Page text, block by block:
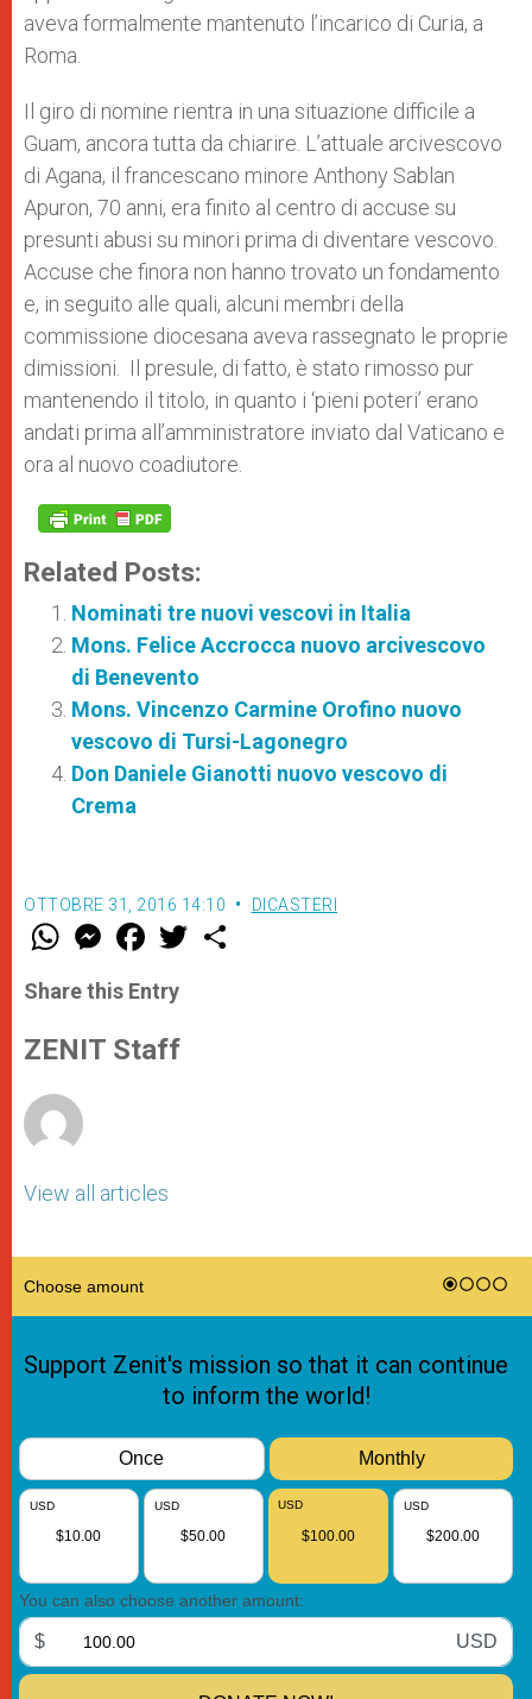
aveva formalmente mantenuto l’incarico di Curia, a
Roma.
Il giro di nomine rientra in una situazione difficile a
Guam, ancora tutta da chiarire. L’attuale arcivescovo
di Agana, il francescano minore Anthony Sablan
Apuron, 70 anni, era finito al centro di accuse su
presunti abusi su minori prima di diventare vescovo.
Accuse che finora non hanno trovato un fondamento
e, in seguito alle quali, alcuni membri della
commissione diocesana aveva rassegnato le proprie
dimissioni. Il presule, di fatto, è stato rimosso pur
mantenendo il titolo, in quanto i ‘pieni poteri’ erano
andati prima all’amministratore inviato dal Vaticano e
ora al nuovo coadiutore.
Related Posts:
Nominati tre nuovi vescovi in Italia
Mons. Felice Accrocca nuovo arcivescovo
di Benevento
Mons. Vincenzo Carmine Orofino nuovo
vescovo di Tursi-Lagonegro
Don Daniele Gianotti nuovo vescovo di
Crema
OTTOBRE 31, 2016 14:10 DICASTERI
W
t
s
p
p
M
e
s
e
g
e
F
a
e
b
o
k
w
Share this Entry
ZENIT Staff
View all articles